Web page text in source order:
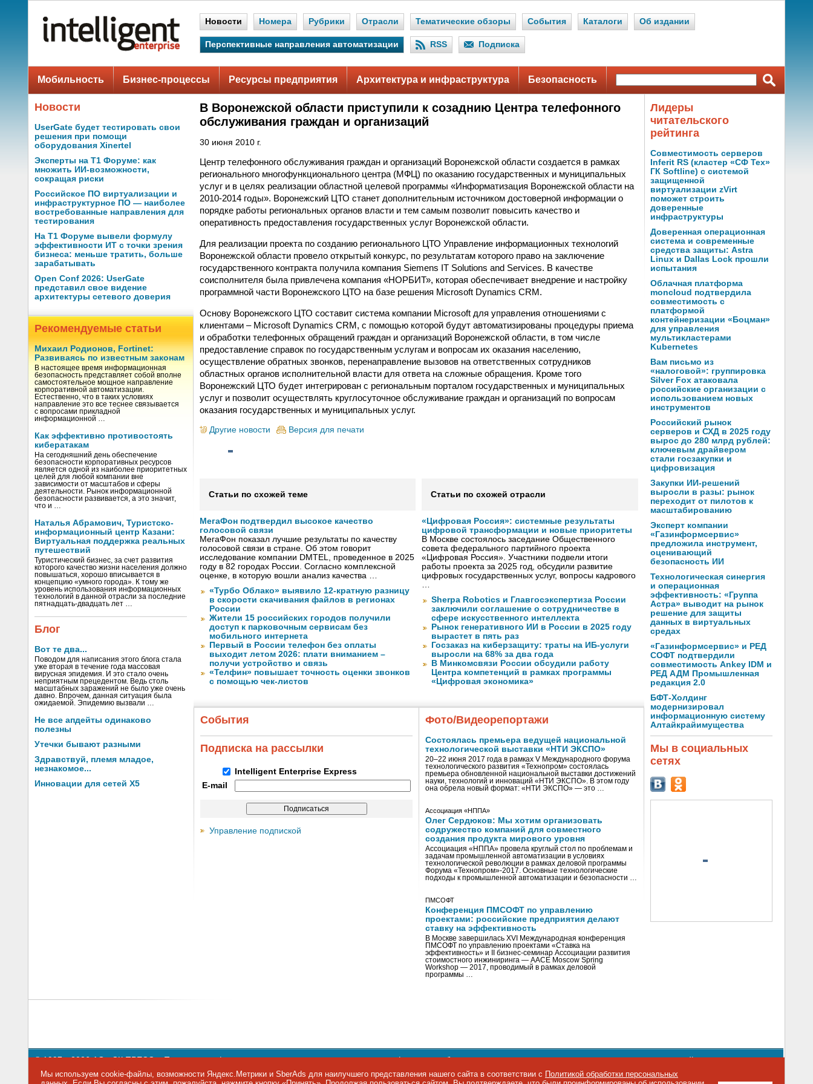
Новости Номера Рубрики Отрасли Тематические обзоры События Каталоги Об издании
Перспективные направления автоматизации RSS Подписка
Мобильность Бизнес-процессы Ресурсы предприятия Архитектура и инфраструктура Безопасность
Новости
UserGate будет тестировать свои
решения при помощи
оборудования Xinertel
Эксперты на Т1 Форуме: как
множить ИИ-возможности,
сокращая риски
Российское ПО виртуализации и
инфраструктурное ПО — наиболее
востребованные направления для
тестирования
На Т1 Форуме вывели формулу
эффективности ИТ с точки зрения
бизнеса: меньше тратить, больше
зарабатывать
Open Conf 2026: UserGate
представил свое видение
архитектуры сетевого доверия
Рекомендуемые статьи
Михаил Родионов, Fortinet:
Развиваясь по известным законам
В настоящее время информационная
безопасность представляет собой вполне
самостоятельное мощное направление
корпоративной автоматизации.
Естественно, что в таких условиях
направление это все теснее связывается
с вопросами прикладной
информационной …
Как эффективно противостоять
кибератакам
На сегодняшний день обеспечение
безопасности корпоративных ресурсов
является одной из наиболее приоритетных
целей для любой компании вне
зависимости от масштабов и сферы
деятельности. Рынок информационной
безопасности развивается, а это значит,
что и …
Наталья Абрамович, Туристско-
информационный центр Казани:
Виртуальная поддержка реальных
путешествий
Туристический бизнес, за счет развития
которого качество жизни населения должно
повышаться, хорошо вписывается в
концепцию «умного города». К тому же
уровень использования информационных
технологий в данной отрасли за последние
пятнадцать-двадцать лет …
Блог
Вот те два...
Поводом для написания этого блога стала
уже вторая в течение года массовая
вирусная эпидемия. И это стало очень
неприятным прецедентом. Ведь столь
масштабных заражений не было уже очень
давно. Впрочем, данная ситуация была
ожидаемой. Эпидемию вызвали …
Не все апдейты одинаково
полезны
Утечки бывают разными
Здравствуй, племя младое,
незнакомое...
Инновации для сетей X5
В Воронежской области приступили к созаднию Центра телефонного
обслуживания граждан и организаций
30 июня 2010 г.
Центр телефонного обслуживания граждан и организаций Воронежской области создается в рамках
регионального многофункционального центра (МФЦ) по оказанию государственных и муниципальных
услуг и в целях реализации областной целевой программы «Информатизация Воронежской области на
2010-2014 годы». Воронежский ЦТО станет дополнительным источником достоверной информации о
порядке работы региональных органов власти и тем самым позволит повысить качество и
оперативность предоставления государственных услуг Воронежской области.
Для реализации проекта по созданию регионального ЦТО Управление информационных технологий
Воронежской области провело открытый конкурс, по результатам которого право на заключение
государственного контракта получила компания Siemens IT Solutions and Services. В качестве
соисполнителя была привлечена компания «НОРБИТ», которая обеспечивает внедрение и настройку
программной части Воронежского ЦТО на базе решения Microsoft Dynamics CRM.
Основу Воронежского ЦТО составит система компании Microsoft для управления отношениями с
клиентами – Microsoft Dynamics CRM, с помощью которой будут автоматизированы процедуры приема
и обработки телефонных обращений граждан и организаций Воронежской области, в том числе
предоставление справок по государственным услугам и вопросам их оказания населению,
осуществление обратных звонков, перенаправление вызовов на ответственных сотрудников
областных органов исполнительной власти для ответа на сложные обращения. Кроме того
Воронежский ЦТО будет интегрирован с региональным порталом государственных и муниципальных
услуг и позволит осуществлять круглосуточное обслуживание граждан и организаций по вопросам
оказания государственных и муниципальных услуг.
Другие новости Версия для печати
Статьи по схожей теме
МегаФон подтвердил высокое качество
голосовой связи
МегаФон показал лучшие результаты по качеству
голосовой связи в стране. Об этом говорит
исследование компании DMTEL, проведенное в 2025
году в 82 городах России. Согласно комплексной
оценке, в которую вошли анализ качества …
«Турбо Облако» выявило 12-кратную разницу
в скорости скачивания файлов в регионах
России
Жители 15 российских городов получили
доступ к парковочным сервисам без
мобильного интернета
Первый в России телефон без оплаты
выходит летом 2026: плати вниманием –
получи устройство и связь
«Телфин» повышает точность оценки звонков
с помощью чек-листов
Статьи по схожей отрасли
«Цифровая Россия»: системные результаты
цифровой трансформации и новые приоритеты
В Москве состоялось заседание Общественного
совета федерального партийного проекта
«Цифровая Россия». Участники подвели итоги
работы проекта за 2025 год, обсудили развитие
цифровых государственных услуг, вопросы кадрового
…
Sherpa Robotics и Главгосэкспертиза России
заключили соглашение о сотрудничестве в
сфере искусственного интеллекта
Рынок генеративного ИИ в России в 2025 году
вырастет в пять раз
Госзаказ на киберзащиту: траты на ИБ-услуги
выросли на 68% за два года
В Минкомсвязи России обсудили работу
Центра компетенций в рамках программы
«Цифровая экономика»
События
Подписка на рассылки
Intelligent Enterprise Express
E-mail
Управление подпиской
Фото/Видеорепортажи
Состоялась премьера ведущей национальной
технологической выставки «НТИ ЭКСПО»
20–22 июня 2017 года в рамках V Международного форума
технологического развития «Технопром» состоялась
премьера обновленной национальной выставки достижений
науки, технологий и инноваций «НТИ ЭКСПО». В этом году
она обрела новый формат: «НТИ ЭКСПО» — это …
Ассоциация «НППА»
Олег Сердюков: Мы хотим организовать
содружество компаний для совместного
создания продукта мирового уровня
Ассоциация «НППА» провела круглый стол по проблемам и
задачам промышленной автоматизации в условиях
технологической революции в рамках деловой программы
Форума «Технопром»-2017. Основные технологические
подходы к промышленной автоматизации и безопасности …
ПМСОФТ
Конференция ПМСОФТ по управлению
проектами: российские предприятия делают
ставку на эффективность
В Москве завершилась XVI Международная конференция
ПМСОФТ по управлению проектами «Ставка на
эффективность» и II бизнес-семинар Ассоциации развития
стоимостного инжиниринга — AACE Moscow Spring
Workshop — 2017, проводимый в рамках деловой
программы …
Лидеры
читательского
рейтинга
Совместимость серверов
Inferit RS (кластер «СФ Тех»
ГК Softline) с системой
защищенной
виртуализации zVirt
поможет строить
доверенные
инфраструктуры
Доверенная операционная
система и современные
средства защиты: Astra
Linux и Dallas Lock прошли
испытания
Облачная платформа
moncloud подтвердила
совместимость с
платформой
контейнеризации «Боцман»
для управления
мультикластерами
Kubernetes
Вам письмо из
«налоговой»: группировка
Silver Fox атаковала
российские организации с
использованием новых
инструментов
Российский рынок
серверов и СХД в 2025 году
вырос до 280 млрд рублей:
ключевым драйвером
стали госзакупки и
цифровизация
Закупки ИИ-решений
выросли в разы: рынок
переходит от пилотов к
масштабированию
Эксперт компании
«Газинформсервис»
предложила инструмент,
оценивающий
безопасность ИИ
Технологическая синергия
и операционная
эффективность: «Группа
Астра» выводит на рынок
решение для защиты
данных в виртуальных
средах
«Газинформсервис» и РЕД
СОФТ подтвердили
совместимость Ankey IDM и
РЕД АДМ Промышленная
редакция 2.0
БФТ-Холдинг
модернизировал
информационную систему
Алтайкрайимущества
Мы в социальных
сетях
© 1997—2026 АО «СК ПРЕСС».Политика конфиденциальности персональных данных,информация об авторских правах и порядке использования материалов сайта
109147 г. Москва, ул. Марксистская, 34, строение 10. Телефон: +7 495 974-22-60. Факс: +7 495 974-22-63. E-mail:
siteeditor@iemag.ru
Мы используем cookie-файлы, возможности Яндекс.Метрики и SberAds для наилучшего представления нашего сайта в соответствии с Политикой обработки персональных